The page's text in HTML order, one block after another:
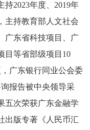
持2023年度、2019年
主持教育部人文社会
广东省科技项目、广
目等省部级项目10
广东银行同业公会委
报告被中央领导采
五次荣获广东金融学
出版专著《人民币汇